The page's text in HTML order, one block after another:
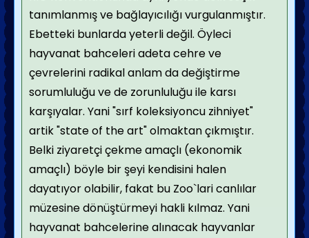
tanımlanmış ve bağlayıcılığı vurgulanmıştır.
Ebetteki bunlarda yeterli değil. Öyleci
hayvanat bahceleri adeta cehre ve
çevrelerini radikal anlam da değiştirme
sorumluluğu ve de zorunluluğu ile karsı
karşıyalar. Yani "sırf koleksiyoncu zihniyet"
artik "state of the art" olmaktan çıkmıştır.
Belki ziyaretçi çekme amaçlı (ekonomik
amaçlı) böyle bir şeyi kendisini halen
dayatıyor olabilir, fakat bu Zoo`lari canlılar
müzesine dönüştürmeyi hakli kılmaz. Yani
hayvanat bahcelerine alınacak hayvanlar